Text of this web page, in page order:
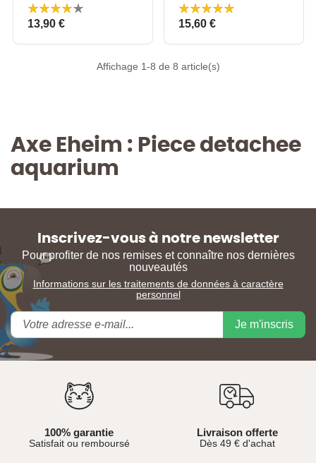
Prix
13,90 € Prix
15,60 €
Affichage 1-8 de 8 article(s)
Axe Eheim : Piece detachee
aquarium
Inscrivez-vous à notre newsletter
Pour profiter de nos remises et connaître nos dernières
nouveautés
Informations sur les traitements de données à caractère
personnel
Je m'inscris
100% garantie
Satisfait ou remboursé
Livraison offerte
Dès 49 € d'achat